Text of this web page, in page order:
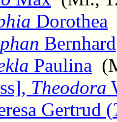
Dorothea
Bernhard
Paulina
Theodora
Gertrud (